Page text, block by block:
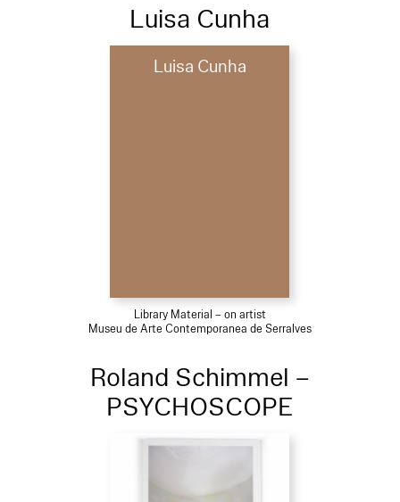
Luisa Cunha
Luisa Cunha
Library Material – on artist
Museu de Arte Contemporanea de Serralves
Roland Schimmel –
PSYCHOSCOPE